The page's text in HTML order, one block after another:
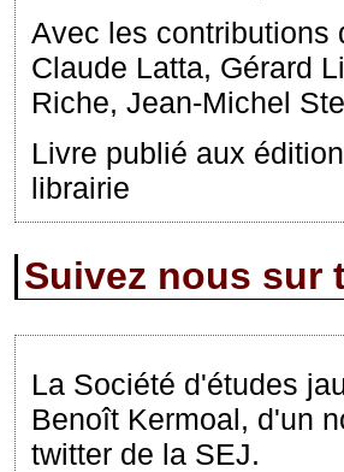
Avec les contributions
Claude Latta, Gérard
Riche, Jean-Michel
Livre publié aux
librairie
Suivez nous sur
La Société d'études
Benoît Kermoal, d'un
twitter de la SEJ.